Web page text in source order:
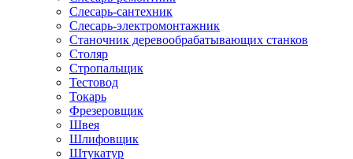
Слесарь-сантехник
Слесарь-электромонтажник
Станочник деревообрабатывающих станков
Столяр
Стропальщик
Тестовод
Токарь
Фрезеровщик
Швея
Шлифовщик
Штукатур